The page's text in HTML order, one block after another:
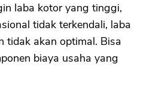
laba kotor yang tinggi,
tidak terkendali, laba
tidak akan optimal. Bisa
biaya usaha yang